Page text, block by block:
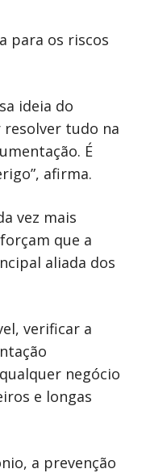
para os riscos
ideia do
tudo na
É
afirma.
vez mais
que a
aliada dos
verificar a
negócio
e longas
a prevenção